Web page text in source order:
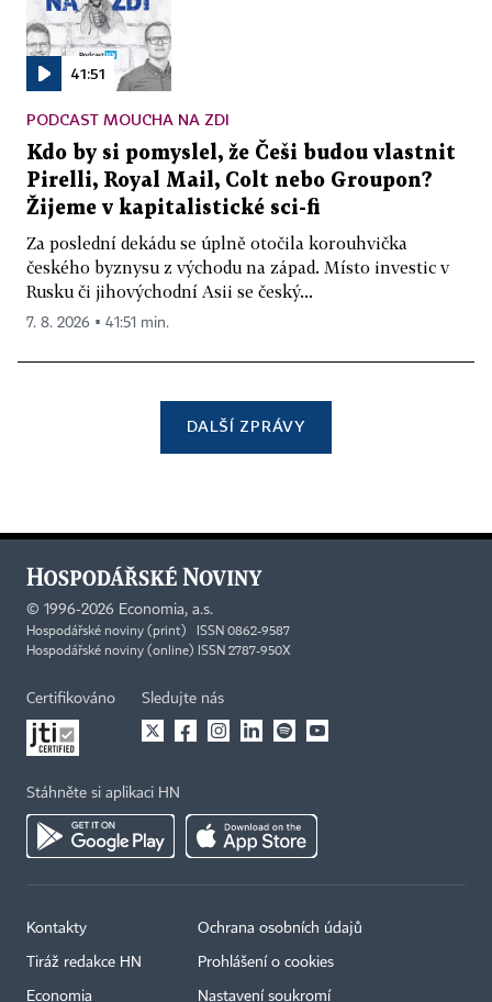
41:51
PODCAST MOUCHA NA ZDI
Kdo by si pomyslel, že Češi budou vlastnit
Pirelli, Royal Mail, Colt nebo Groupon?
Žijeme v kapitalistické sci-fi
Za poslední dekádu se úplně otočila korouhvička
českého byznysu z východu na západ. Místo investic v
Rusku či jihovýchodní Asii se český...
7. 8. 2026 ▪ 41:51 min.
DALŠÍ ZPRÁVY
© 1996-2026 Economia, a.s.
Hospodářské noviny (print) ISSN 0862-9587
Hospodářské noviny (online) ISSN 2787-950X
Certifikováno Sledujte nás
Stáhněte si aplikaci HN
Kontakty
Tiráž redakce HN
Economia
Ochrana osobních údajů
Prohlášení o cookies
Nastavení soukromí